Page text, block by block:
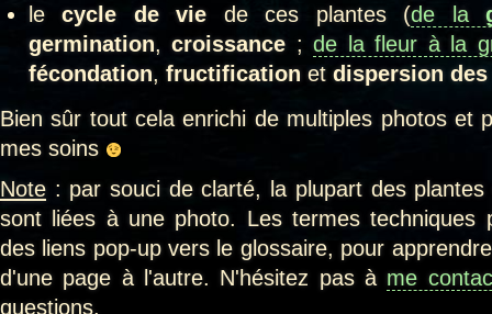
lecycle de vie de ces plantes (de la
germination,croissance ;de la fleur à la
fécondation, fructification et dispersion
Bien sûr tout cela enrichi de multiples photos et
mes soins
Note : par souci de clarté, la plupart des
sont liées à une photo. Les termes techniques
des liens pop-up vers le glossaire, pour
d'une page à l'autre. N'hésitez pas à me
questions.